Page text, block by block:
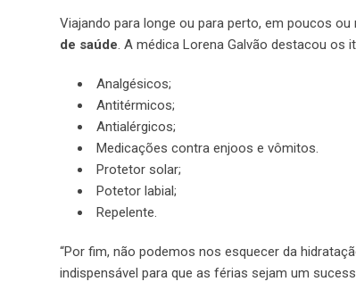
Viajando para longe ou para perto, em poucos ou
de saúde. A médica Lorena Galvão destacou os
Analgésicos;
Antitérmicos;
Antialérgicos;
Medicações contra enjoos e vômitos.
Protetor solar;
Potetor labial;
Repelente.
“Por fim, não podemos nos esquecer da
indispensável para que as férias sejam um